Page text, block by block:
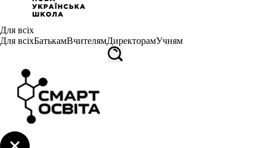
Для всіх
Для всіхБатькамВчителямДиректорамУчням